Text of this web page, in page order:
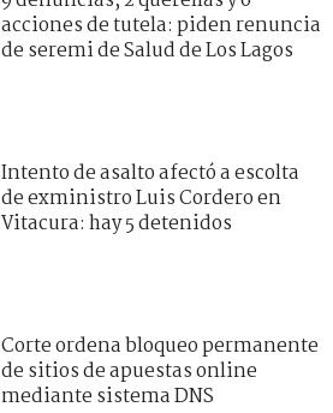
acciones de tutela: piden renuncia
de seremi de Salud de Los Lagos
Intento de asalto afectó a escolta
de exministro Luis Cordero en
Vitacura: hay 5 detenidos
Corte ordena bloqueo permanente
de sitios de apuestas online
mediante sistema DNS